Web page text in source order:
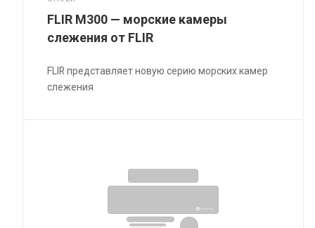
FLIR M300 — морские камеры
слежения от FLIR
FLIR представляет новую серию морских камер
слежения